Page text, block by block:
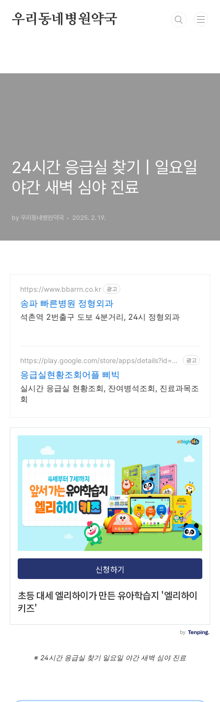
우리동네병원약국
24시간 응급실 찾기 | 일요일
야간 새벽 심야 진료
by 우리동네병원약국 2025. 2. 19.
https://www.bbarrn.co.kr 광고
송파 빠른병원 정형외과
석촌역 2번출구 도보 4분거리, 24시 정형외과
https://play.google.com/store/apps/details?id=co
광고
응급실현황조회어플 삐빅
실시간 응급실 현황조회, 잔여병석조회, 진료과목조
회
※ 24시간 응급실 찾기 일요일 야간 새벽 심야 진료